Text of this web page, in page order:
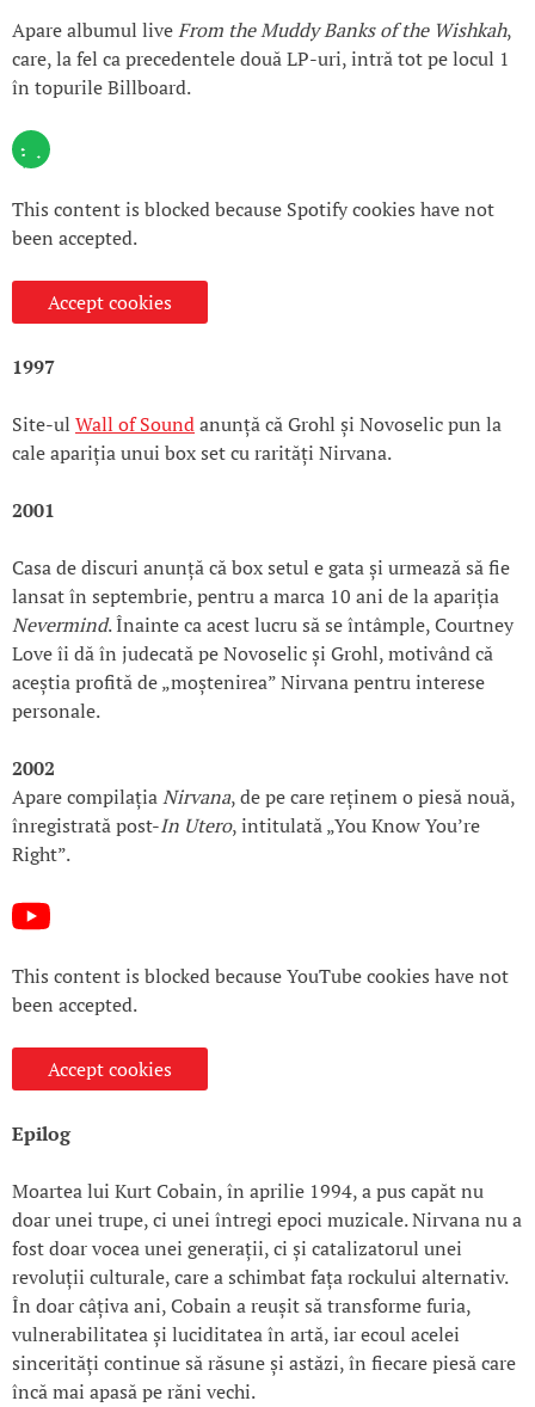
Apare albumul liveFrom the Muddy Banks of the Wishkah,
care, la fel ca precedentele două LP-uri, intră tot pe locul 1
în topurile Billboard.
This content is blocked because Spotify cookies have not
been accepted.
Accept cookies
1997
Site-ul Wall of Soundanunță că Grohl și Novoselic pun la
cale apariția unui box set cu rarități Nirvana.
2001
Casa de discuri anunță că box setul e gata și urmează să fie
lansat în septembrie, pentru a marca 10 ani de la apariția
Nevermind. Înainte ca acest lucru să se întâmple, Courtney
Love îi dă în judecată pe Novoselic și Grohl, motivând că
aceștia profită de „moștenirea” Nirvana pentru interese
personale.
2002
Apare compilațiaNirvana, de pe care reținem o piesă nouă,
înregistrată post-In Utero, intitulată „You Know You’re
Right”.
This content is blocked because YouTube cookies have not
been accepted.
Accept cookies
Epilog
Moartea lui Kurt Cobain, în aprilie 1994, a pus capăt nu
doar unei trupe, ci unei întregi epoci muzicale. Nirvana nu a
fost doar vocea unei generații, ci și catalizatorul unei
revoluții culturale, care a schimbat fața rockului alternativ.
În doar câțiva ani, Cobain a reușit să transforme furia,
vulnerabilitatea și luciditatea în artă, iar ecoul acelei
sincerități continue să răsune și astăzi, în fiecare piesă care
încă mai apasă pe răni vechi.